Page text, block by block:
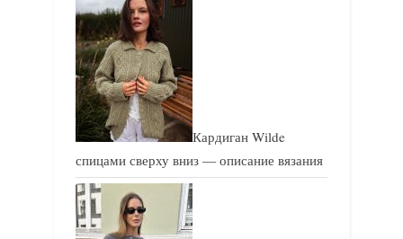
Кардиган Wilde
спицами сверху вниз — описание вязания